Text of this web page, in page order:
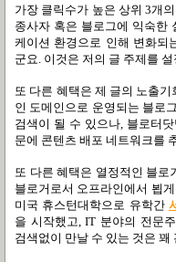
가장 클릭수가 높은 상위 3개
종사자 혹은 블로그에 익숙한
케이션 환경으로 인해 변화되
군요. 이것은 저의 글 주제를
또 다른 혜택은 제 글의 노출
인 도메인으로 운영되는 블로
검색이 될 수 있으나, 블로터
문에 콘텐츠 배포 네트워크를
또 다른 혜택은 열정적인 블로
블로거로서 오프라인에서 뵙게
미국 휴스턴대학으로 유학간
을 시작했고, IT 분야의 전문
검색없이 만날 수 있는 것은